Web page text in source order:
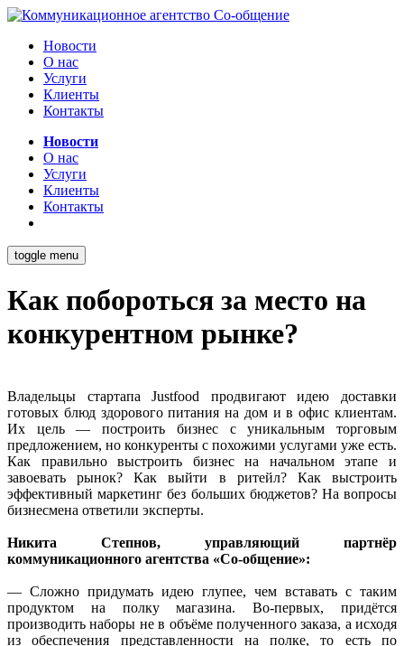
Новости
О нас
Услуги
Клиенты
Контакты
Новости
О нас
Услуги
Клиенты
Контакты
toggle menu
Как побороться за место на
конкурентном рынке?
Владельцы стартапа Justfood продвигают идею доставки
готовых блюд здорового питания на дом и в офис клиентам.
Их цель — построить бизнес с уникальным торговым
предложением, но конкуренты с похожими услугами уже есть.
Как правильно выстроить бизнес на начальном этапе и
завоевать рынок? Как выйти в ритейл? Как выстроить
эффективный маркетинг без больших бюджетов? На вопросы
бизнесмена ответили эксперты.
Никита Степнов, управляющий партнёр
коммуникационного агентства «Со-общение»:
— Сложно придумать идею глупее, чем вставать с таким
продуктом на полку магазина. Во-первых, придётся
производить наборы не в объёме полученного заказа, а исходя
из обеспечения представленности на полке, то есть по